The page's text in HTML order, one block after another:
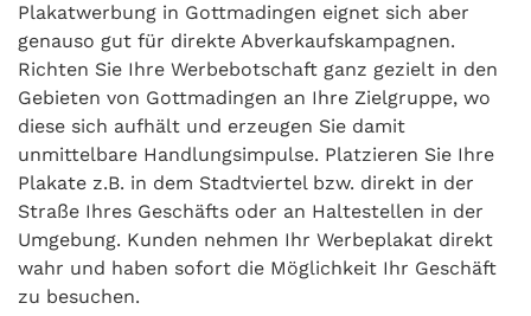
Plakatwerbung in Gottmadingen eignet sich aber
genauso gut für direkte Abverkaufskampagnen.
Richten Sie Ihre Werbebotschaft ganz gezielt in den
Gebieten von Gottmadingen an Ihre Zielgruppe, wo
diese sich aufhält und erzeugen Sie damit
unmittelbare Handlungsimpulse. Platzieren Sie Ihre
Plakate z.B. in dem Stadtviertel bzw. direkt in der
Straße Ihres Geschäfts oder an Haltestellen in der
Umgebung. Kunden nehmen Ihr Werbeplakat direkt
wahr und haben sofort die Möglichkeit Ihr Geschäft
zu besuchen.